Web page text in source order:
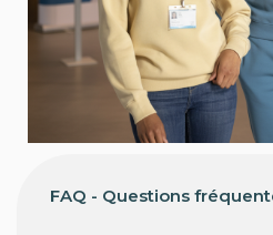
FAQ - Questions